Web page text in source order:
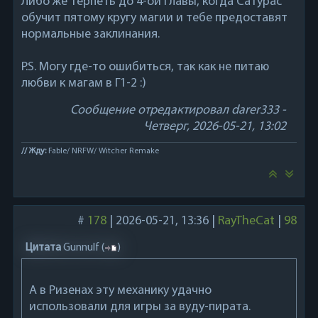
обучит пятому кругу магии и тебе предоставят
нормальные заклинания.
P.S. Могу где-то ошибиться, так как не питаю
любви к магам в Г1-2 :)
Сообщение отредактировал darer333-
Четверг, 2026-05-21, 13:02
// Жду:Fable/ NRFW/ Witcher Remake
# 178| 2026-05-21, 13:36 RayTheCat 98
ЦитатаGunnulf ( )
А в Ризенах эту механику удачно
использовали для игры за вуду-пирата.